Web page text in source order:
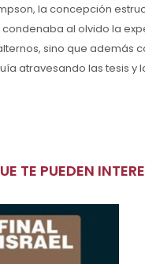
la concepción
al olvido la
sino que además
atravesando las tesis y
TE PUEDEN